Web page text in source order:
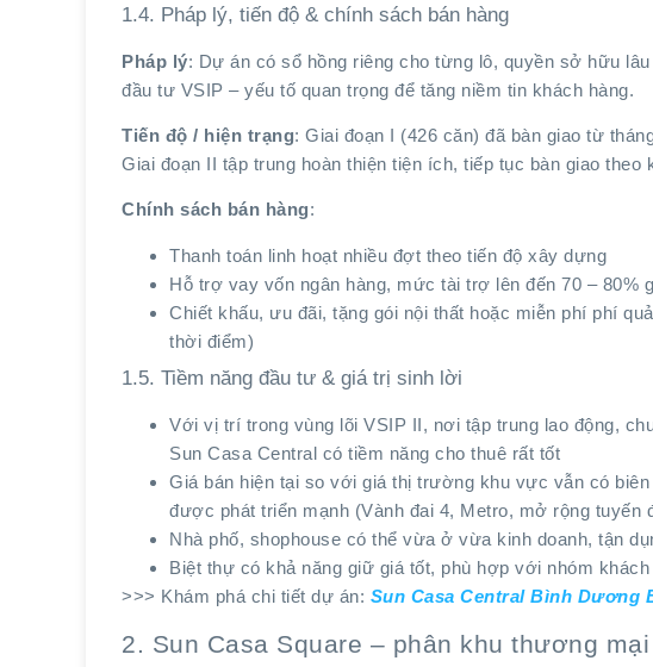
1.4. Pháp lý, tiến độ & chính sách bán hàng
Pháp lý: Dự án có sổ hồng riêng cho từng lô, quyền sở hữu
đầu tư VSIP – yếu tố quan trọng để tăng niềm tin khách hàng.
Tiến độ / hiện trạng: Giai đoạn I (426 căn) đã bàn giao từ
Giai đoạn II tập trung hoàn thiện tiện ích, tiếp tục bàn giao theo
Chính sách bán hàng:
Thanh toán linh hoạt nhiều đợt theo tiến độ xây dựng
Hỗ trợ vay vốn ngân hàng, mức tài trợ lên đến 70 – 80%
Chiết khấu, ưu đãi, tặng gói nội thất hoặc miễn phí phí
thời điểm)
1.5. Tiềm năng đầu tư & giá trị sinh lời
Với vị trí trong vùng lõi VSIP II, nơi tập trung lao động,
Sun Casa Central có tiềm năng cho thuê rất tốt
Giá bán hiện tại so với giá thị trường khu vực vẫn có
được phát triển mạnh (Vành đai 4, Metro, mở rộng tuyến
Nhà phố, shophouse có thể vừa ở vừa kinh doanh, tận
Biệt thự có khả năng giữ giá tốt, phù hợp với nhóm
>>> Khám phá chi tiết dự án: Sun Casa Central Bình Dương
2. Sun Casa Square – phân khu thương